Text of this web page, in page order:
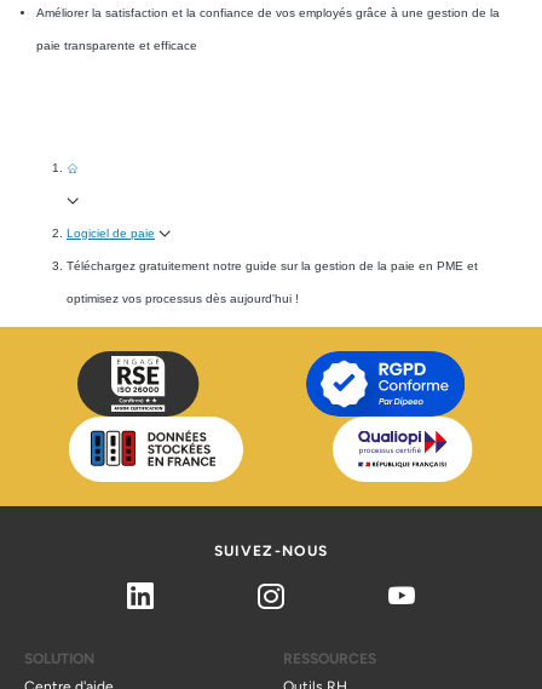
Améliorer la satisfaction et la confiance de vos employés grâce à une gestion de la
paie transparente et efficace
Logiciel de paie
Téléchargez gratuitement notre guide sur la gestion de la paie en PME et
optimisez vos processus dès aujourd'hui !
SUIVEZ-NOUS
Instagram Youtube
SOLUTION
RESSOURCES